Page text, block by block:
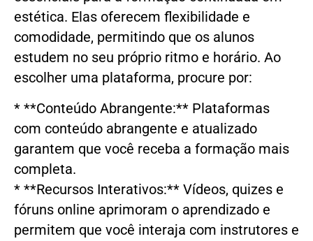
estética. Elas oferecem flexibilidade e
comodidade, permitindo que os alunos
estudem no seu próprio ritmo e horário. Ao
escolher uma plataforma, procure por:
* **Conteúdo Abrangente:** Plataformas
com conteúdo abrangente e atualizado
garantem que você receba a formação mais
completa.
* **Recursos Interativos:** Vídeos, quizes e
fóruns online aprimoram o aprendizado e
permitem que você interaja com instrutores e